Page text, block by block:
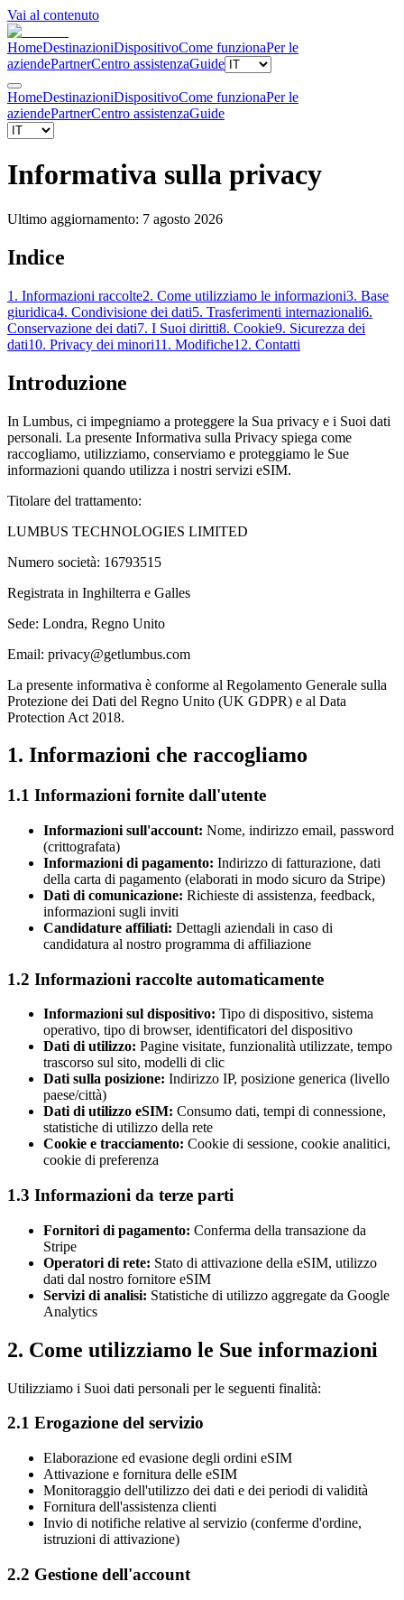
Vai al contenuto
HomeDestinazioniDispositivoCome funzionaPer le
aziendePartnerCentro assistenzaGuide
HomeDestinazioniDispositivoCome funzionaPer le
aziendePartnerCentro assistenzaGuide
Informativa sulla privacy
Ultimo aggiornamento: 7 agosto 2026
Indice
1. Informazioni raccolte2. Come utilizziamo le informazioni3. Base
giuridica4. Condivisione dei dati5. Trasferimenti internazionali6.
Conservazione dei dati7. I Suoi diritti8. Cookie9. Sicurezza dei
dati10. Privacy dei minori11. Modifiche12. Contatti
Introduzione
In Lumbus, ci impegniamo a proteggere la Sua privacy e i Suoi dati
personali. La presente Informativa sulla Privacy spiega come
raccogliamo, utilizziamo, conserviamo e proteggiamo le Sue
informazioni quando utilizza i nostri servizi eSIM.
Titolare del trattamento:
LUMBUS TECHNOLOGIES LIMITED
Numero società: 16793515
Registrata in Inghilterra e Galles
Sede: Londra, Regno Unito
Email: privacy@getlumbus.com
La presente informativa è conforme al Regolamento Generale sulla
Protezione dei Dati del Regno Unito (UK GDPR) e al Data
Protection Act 2018.
1. Informazioni che raccogliamo
1.1 Informazioni fornite dall'utente
Informazioni sull'account: Nome, indirizzo email, password
(crittografata)
Informazioni di pagamento: Indirizzo di fatturazione, dati
della carta di pagamento (elaborati in modo sicuro da Stripe)
Dati di comunicazione: Richieste di assistenza, feedback,
informazioni sugli inviti
Candidature affiliati: Dettagli aziendali in caso di
candidatura al nostro programma di affiliazione
1.2 Informazioni raccolte automaticamente
Informazioni sul dispositivo: Tipo di dispositivo, sistema
operativo, tipo di browser, identificatori del dispositivo
Dati di utilizzo: Pagine visitate, funzionalità utilizzate, tempo
trascorso sul sito, modelli di clic
Dati sulla posizione: Indirizzo IP, posizione generica (livello
paese/città)
Dati di utilizzo eSIM: Consumo dati, tempi di connessione,
statistiche di utilizzo della rete
Cookie e tracciamento: Cookie di sessione, cookie analitici,
cookie di preferenza
1.3 Informazioni da terze parti
Fornitori di pagamento: Conferma della transazione da
Stripe
Operatori di rete: Stato di attivazione della eSIM, utilizzo
dati dal nostro fornitore eSIM
Servizi di analisi: Statistiche di utilizzo aggregate da Google
Analytics
2. Come utilizziamo le Sue informazioni
Utilizziamo i Suoi dati personali per le seguenti finalità:
2.1 Erogazione del servizio
Elaborazione ed evasione degli ordini eSIM
Attivazione e fornitura delle eSIM
Monitoraggio dell'utilizzo dei dati e dei periodi di validità
Fornitura dell'assistenza clienti
Invio di notifiche relative al servizio (conferme d'ordine,
istruzioni di attivazione)
2.2 Gestione dell'account